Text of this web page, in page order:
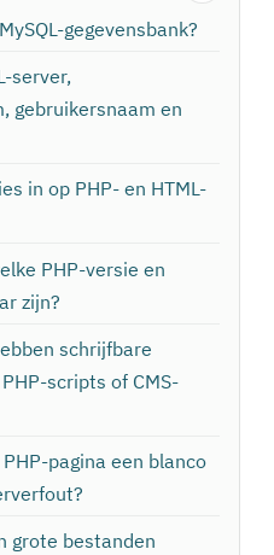
gegevensbank?
server,
gebruikersnaam en
in op PHP- en HTML-
PHP-versie en
zijn?
schrijfbare
scripts of CMS-
pagina een blanco
grote bestanden